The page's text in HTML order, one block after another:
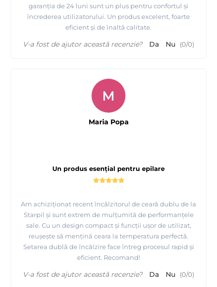
garanția de 24 luni sunt un plus pentru confortul și
încrederea utilizatorului. Un produs excelent, foarte
eficient și de înaltă calitate.
V-a fost de ajutor această recenzie? Da Nu (0/0)
Un produs esențial pentru epilare
Am achiziționat recent încălzitorul de ceară dublu de la
Starpil și sunt extrem de mulțumită de performanțele
sale. Cu un design compact și funcții ușor de utilizat,
reușește să mențină ceara la temperatura perfectă.
Setarea dublă de încălzire face întreg procesul rapid și
eficient. Recomand!
M
Maria Popa
V-a fost de ajutor această recenzie? Da Nu (0/0)